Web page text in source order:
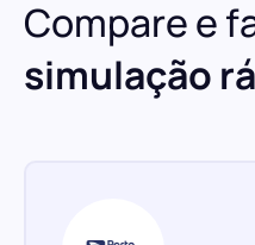
Compare e
simulação